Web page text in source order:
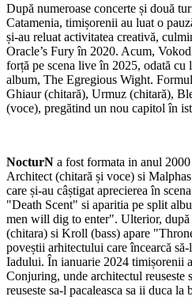
După numeroase concerte și două
Catamenia, timișorenii au luat o
și-au reluat activitatea creativă,
Oracle’s Fury în 2020. Acum,
forță pe scena live în 2025, odată cu
album, The Egregious Wight.
Ghiaur (chitară), Urmuz (chitară),
(voce), pregătind un nou capitol în
NocturN a fost formata in anul
Architect (chitară și voce) si
care și-au câștigat aprecierea în
"Death Scent" si aparitia pe split
men will dig to enter". Ulterior,
(chitara) si Kroll (bass) apare
poveștii arhitectului care încearcă
Iadului. În ianuarie 2024 timișorenii
Conjuring, unde architectul reuseste
reuseste sa-l pacaleasca sa ii duca